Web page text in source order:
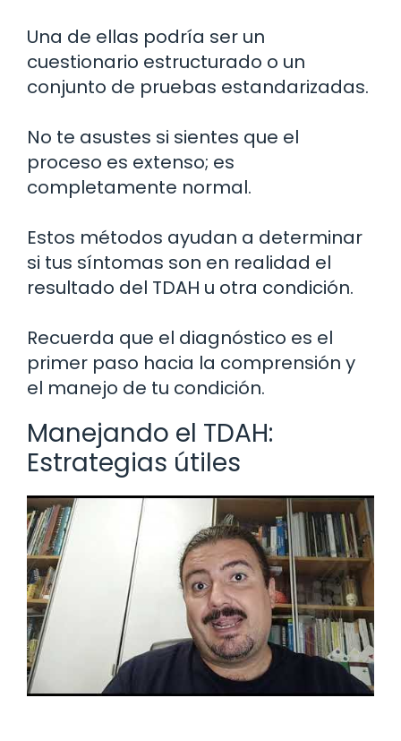
Una de ellas podría ser un
cuestionario estructurado o un
conjunto de pruebas estandarizadas.
No te asustes si sientes que el
proceso es extenso; es
completamente normal.
Estos métodos ayudan a determinar
si tus síntomas son en realidad el
resultado del TDAH u otra condición.
Recuerda que el diagnóstico es el
primer paso hacia la comprensión y
el manejo de tu condición.
Manejando el TDAH:
Estrategias útiles